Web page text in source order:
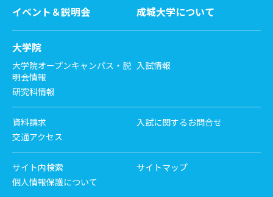
イベント＆説明会
成城大学について
大学院
大学院オープンキャンパス・説
明会情報
入試情報
研究科情報
資料請求
入試に関するお問合せ
交通アクセス
サイト内検索
サイトマップ
個人情報保護について